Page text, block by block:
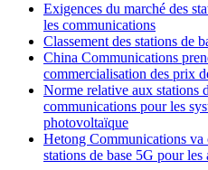
Exigences du marché des
les communications
Classement des stations de
China Communications
commercialisation des prix
Norme relative aux stations
communications pour les
photovoltaïque
Hetong Communications va
stations de base 5G pour les